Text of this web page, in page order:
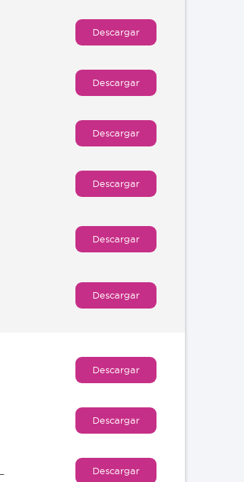
Descargar
Descargar
Descargar
Descargar
Descargar
Descargar
Descargar
Descargar
Descargar